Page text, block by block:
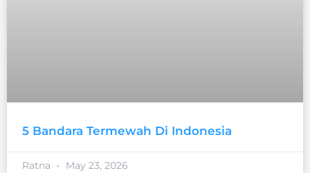
5 Bandara Termewah Di Indonesia
Ratna May 23, 2026